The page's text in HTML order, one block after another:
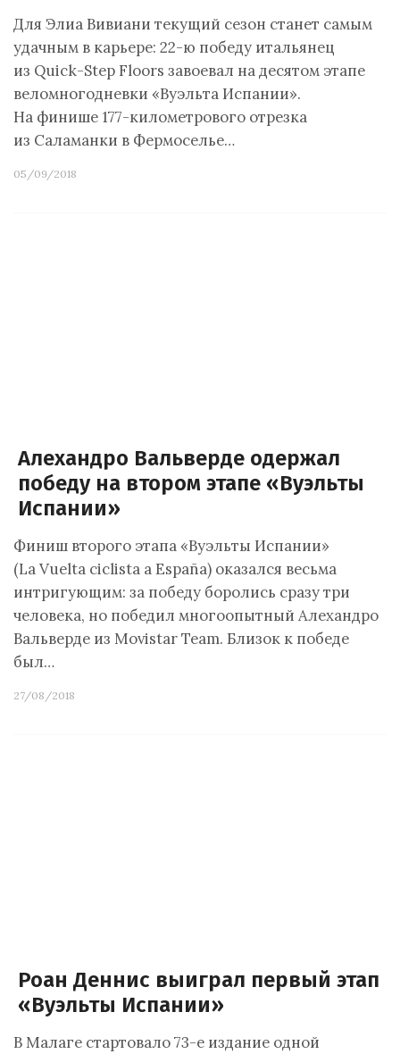
Для Элиа Вивиани текущий сезон станет самым
удачным в карьере: 22-ю победу итальянец
из Quick-Step Floors завоевал на десятом этапе
веломногодневки «Вуэльта Испании».
На финише 177-километрового отрезка
из Саламанки в Фермоселье…
05/09/2018
Алехандро Вальверде одержал
победу на втором этапе «Вуэльты
Испании»
Финиш второго этапа «Вуэльты Испании»
(La Vuelta ciclista a España) оказался весьма
интригующим: за победу боролись сразу три
человека, но победил многоопытный Алехандро
Вальверде из Movistar Team. Близок к победе
был…
27/08/2018
Роан Деннис выиграл первый этап
«Вуэльты Испании»
В Малаге стартовало 73-е издание одной